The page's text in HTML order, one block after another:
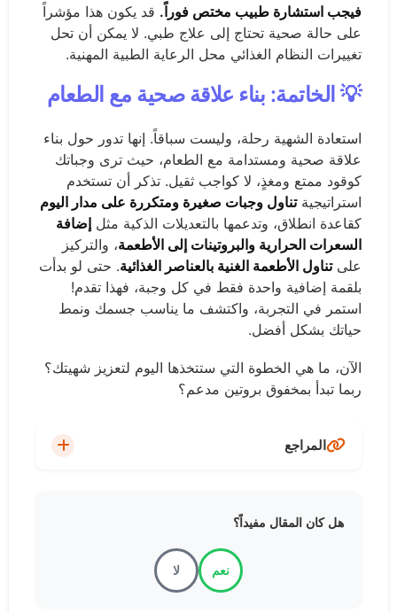
فيجب استشارة طبيب مختص فوراً. قد يكون هذا مؤشراً
على حالة صحية تحتاج إلى علاج طبي. لا يمكن أن تحل
تغييرات النظام الغذائي محل الرعاية الطبية المهنية.
💡 الخاتمة: بناء علاقة صحية مع الطعام
استعادة الشهية رحلة، وليست سباقاً. إنها تدور حول بناء
علاقة صحية ومستدامة مع الطعام، حيث ترى وجباتك
كوقود ممتع ومغذٍ، لا كواجب ثقيل. تذكر أن تستخدم
استراتيجيةتناول وجبات صغيرة ومتكررة على مدار اليوم
كقاعدة انطلاق، وتدعمها بالتعديلات الذكية مثل إضافة
السعرات الحرارية والبروتينات إلى الأطعمة، والتركيز
علىتناول الأطعمة الغنية بالعناصر الغذائية. حتى لو بدأت
بلقمة إضافية واحدة فقط في كل وجبة، فهذا تقدم!
استمر في التجربة، واكتشف ما يناسب جسمك ونمط
حياتك بشكل أفضل.
الآن، ما هي الخطوة التي ستتخذها اليوم لتعزيز شهيتك؟
ربما تبدأ بمخفوق بروتين مدعم؟
المراجع
هل كان المقال مفيداً؟
نعم لا